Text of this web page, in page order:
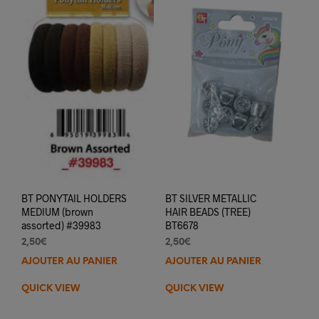
BT PONYTAIL HOLDERS
MEDIUM (brown
assorted) #39983
2,50€
AJOUTER AU PANIER
QUICK VIEW
BT SILVER METALLIC
HAIR BEADS (TREE)
BT6678
2,50€
AJOUTER AU PANIER
QUICK VIEW